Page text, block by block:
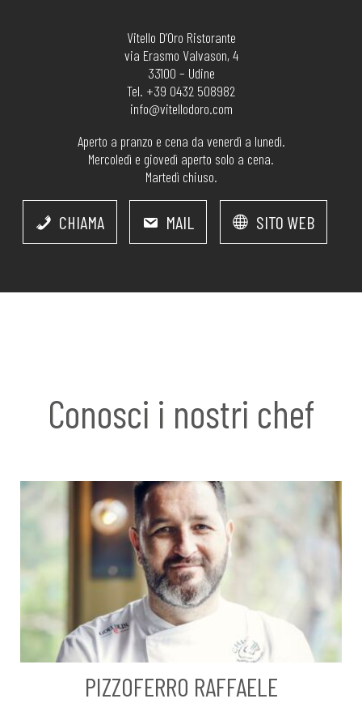
Vitello D’Oro Ristorante
via Erasmo Valvason, 4
33100 – Udine
Tel. +39 0432 508982
info@vitellodoro.com
Aperto a pranzo e cena da venerdì a lunedì.
Mercoledì e giovedì aperto solo a cena.
Martedì chiuso.
CHIAMA MAIL SITO WEB
Conosci i nostri chef
PIZZOFERRO RAFFAELE